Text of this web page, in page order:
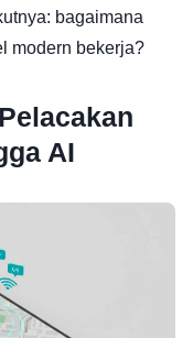
bagaimana
modern bekerja?
AI